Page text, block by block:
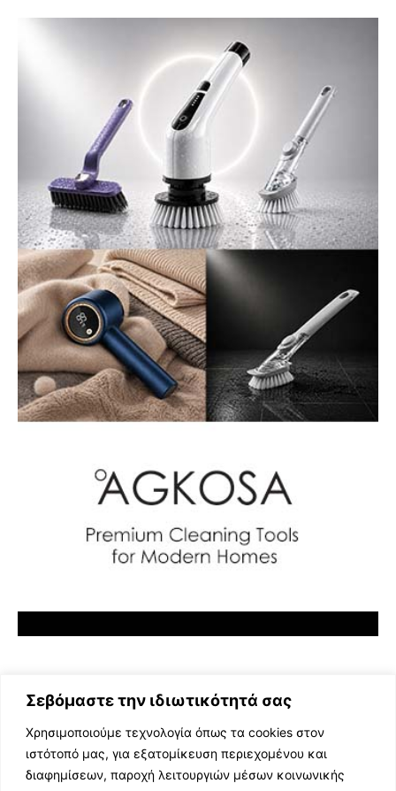
Σεβόμαστε την ιδιωτικότητά σας
Χρησιμοποιούμε τεχνολογία όπως τα cookies στον
ιστότοπό μας, για εξατομίκευση περιεχομένου και
διαφημίσεων, παροχή λειτουργιών μέσων κοινωνικής
ΕΛΛΗΝΙΚΗ ΜΟΥΣΙΚΗ